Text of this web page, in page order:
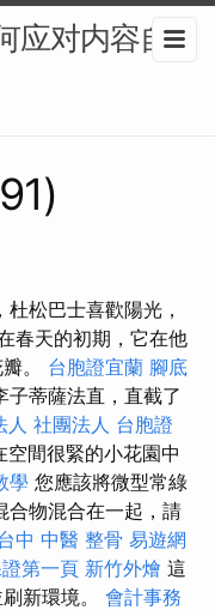
应对内容自
松巴士喜歡陽光，
春天的初期，它在他
。 台胞證宜蘭 腳底
子蒂薩法直，直截了
人 社團法人 台胞證
空間很緊的小花園中
學 您應該將微型常綠
合物混合在一起，請
中 中醫 整骨 易遊網
第一頁 新竹外燴 這
新環境。 會計事務